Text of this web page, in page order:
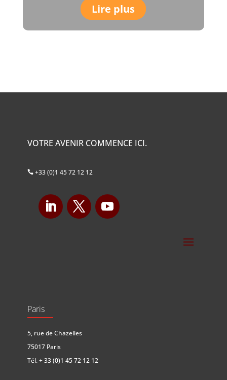
Lire plus
VOTRE AVENIR COMMENCE ICI.
+33 (0)1 45 72 12 12
Paris
5, rue de Chazelles
75017 Paris
Tél.+ 33 (0)1 45 72 12 12